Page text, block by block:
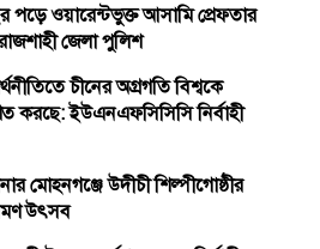
ওয়ারেন্টভুক্ত আসামি প্রেফতার
জেলা পুলিশ
চীনের অগ্রগতি বিশ্বকে
করছে: ইউএনএফসিসিসি নির্বাহী
মোহনগঞ্জে উদীচী শিল্পীগোষ্ঠীর
উৎসব